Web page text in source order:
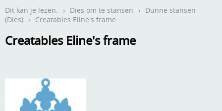
Contact
Webwinkel
Aanbiedingen
Verzend - en verpakkingsk
Dit kan je lezen. › Dies om te stansen › Dunne stansen
(Dies) › Creatables Eline's frame
Creatables Eline's frame